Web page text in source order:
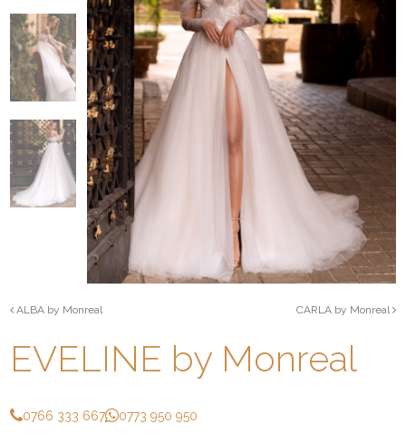
ALBA by Monreal CARLA by Monreal
EVELINE by Monreal
0766 333 667 0773 950 950